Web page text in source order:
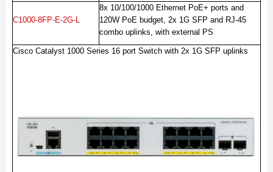
C1000-8FP-E-2G-L
8x 10/100/1000 Ethernet PoE+ ports and
120W PoE budget, 2x 1G SFP and RJ-45
combo uplinks, with external PS
Cisco Catalyst 1000 Series 16 port Switch with 2x 1G SFP uplinks